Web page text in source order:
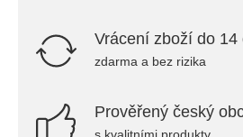
Vrácení zboží do 14
zdarma a bez rizika
Prověřený český